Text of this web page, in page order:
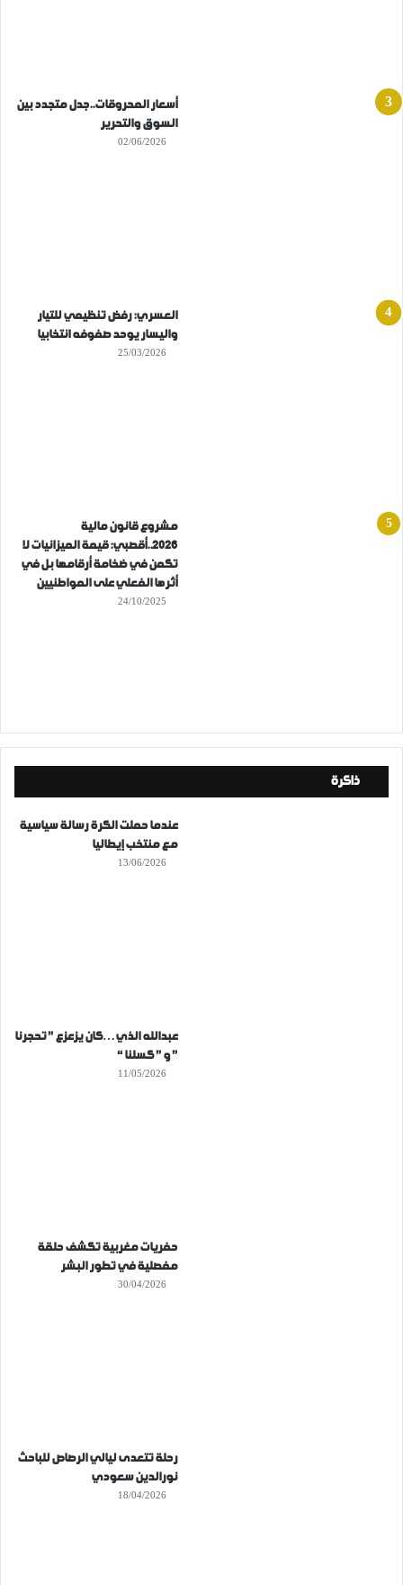
أسعار المحروقات..جدل متجدد بين
السوق والتحرير
02/06/2026
العسري: رفض تنظيمي للتيار
واليسار يوحد صفوفه انتخابيا
25/03/2026
مشروع قانون مالية
2026..أقصبي: قيمة الميزانيات لا
تكمن في ضخامة أرقامها بل في
أثرها الفعلي على المواطنيين
24/10/2025
ذاكرة
عندما حملت الكرة رسالة سياسية
مع منتخب إيطاليا
13/06/2026
عبدالله الذي…كان يزعزع ” تحجرنا
” و ” كسلنا “
11/05/2026
حفريات مغربية تكشف حلقة
مفصلية في تطور البشر
30/04/2026
رحلة تتعدى ليالي الرصاص للباحث
نورالدين سعودي
18/04/2026